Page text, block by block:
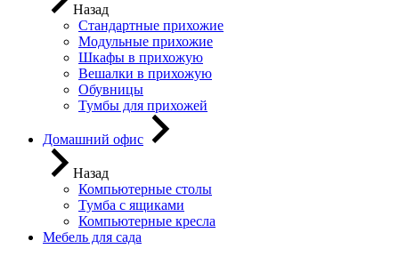
Назад
Стандартные прихожие
Модульные прихожие
Шкафы в прихожую
Вешалки в прихожую
Обувницы
Тумбы для прихожей
Домашний офис
Назад
Компьютерные столы
Тумба с ящиками
Компьютерные кресла
Мебель для сада